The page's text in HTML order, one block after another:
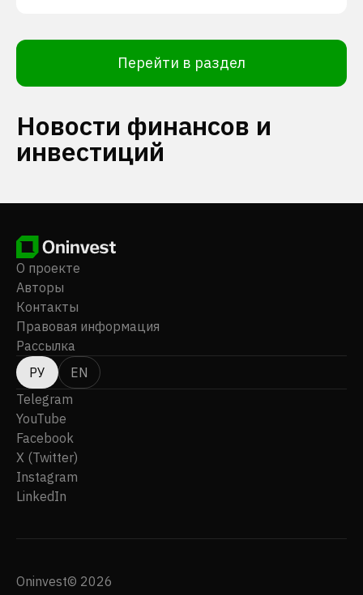
Перейти в раздел
Новости финансов и
инвестиций
О проекте
Авторы
Контакты
Правовая информация
Рассылка
РУ
EN
Telegram
YouTube
Facebook
X (Twitter)
Instagram
LinkedIn
Oninvest© 2026